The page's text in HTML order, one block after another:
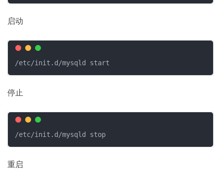
启动
/etc/init.d/mysqld start
停止
/etc/init.d/mysqld stop
重启